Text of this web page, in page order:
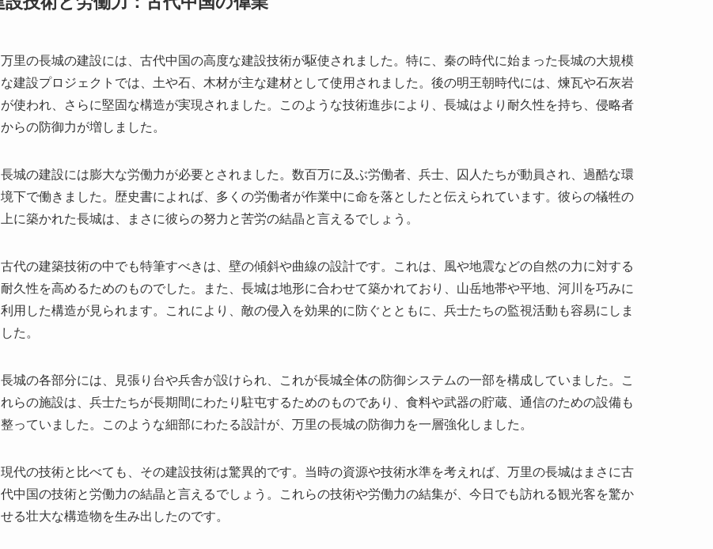
からの防御力が増しました。
長城の建設には膨大な労働力が必要とされました。数百万に及ぶ労働者、兵士、囚人たちが動員され、過酷な環
境下で働きました。歴史書によれば、多くの労働者が作業中に命を落としたと伝えられています。彼らの犠牲の
上に築かれた長城は、まさに彼らの努力と苦労の結晶と言えるでしょう。
耐久性を高めるためのものでした。また、長城は地形に合わせて築かれており、山岳地帯や平地、河川を巧みに
利用した構造が見られます。これにより、敵の侵入を効果的に防ぐとともに、兵士たちの監視活動も容易にしま
した。
長城の各部分には、見張り台や兵舎が設けられ、これが長城全体の防御システムの一部を構成していました。こ
れらの施設は、兵士たちが長期間にわたり駐屯するためのものであり、食料や武器の貯蔵、通信のための設備も
整っていました。このような細部にわたる設計が、万里の長城の防御力を一層強化しました。
代中国の技術と労働力の結晶と言えるでしょう。これらの技術や労働力の結集が、今日でも訪れる観光客を驚か
せる壮大な構造物を生み出したのです。
防衛機能と戦略的役割：万里の長城の軍事的価値